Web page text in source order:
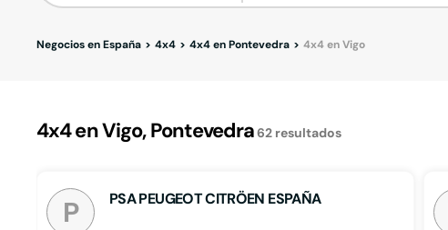
Negocios en España 4x4 4x4 en Pontevedra 4x4 en Vigo
4x4 en Vigo, Pontevedra62 resultados
P PSA PEUGEOT CITRÖEN ESPAÑA